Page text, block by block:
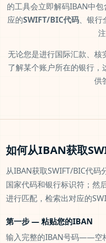
的工具会立即解码IBAN中
应的SWIFT/BIC代码、银
无论您是进行国际汇款、
了解某个账户所在的银行
供
如何从IBAN获取
从IBAN获取SWIFT/BIC代码
国家代码和银行标识符；然
进行匹配，检索出对应的
第一步 — 粘贴您的IBAN
输入完整的IBAN号码——空